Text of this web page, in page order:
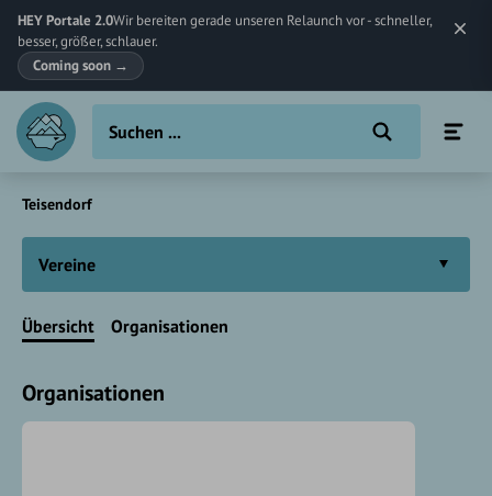
HEY Portale 2.0Wir bereiten gerade unseren Relaunch vor - schneller,
besser, größer, schlauer.
Coming soon →
Teisendorf
Vereine
Übersicht Organisationen
Organisationen